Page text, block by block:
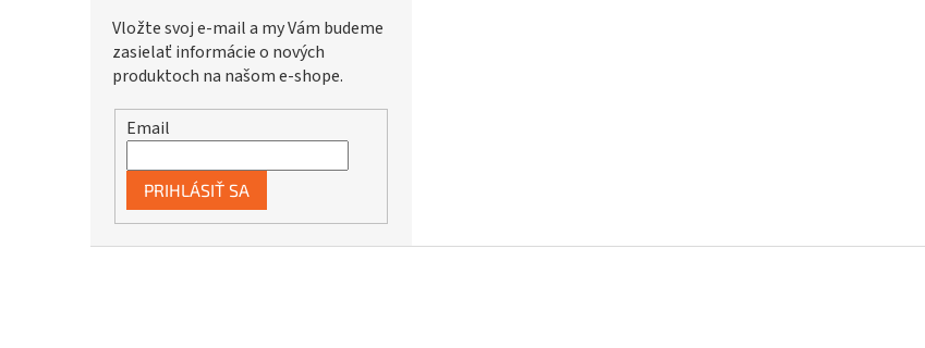
Vložte svoj e-mail a my Vám budeme
zasielať informácie o nových
produktoch na našom e-shope.
Email
PRIHLÁSIŤ SA